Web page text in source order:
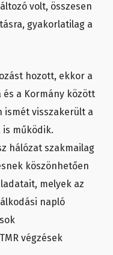
volt, összesen
gyakorlatilag a
hozott, ekkor a
és a Kormány között
ismét visszakerült a
is működik.
hálózat szakmailag
köszönhetően
melyek az
napló
végzések